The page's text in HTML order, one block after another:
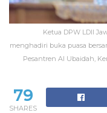
Ketua DPW LDII
menghadiri buka puasa
Pesantren Al Ubaidah,
79
SHARES